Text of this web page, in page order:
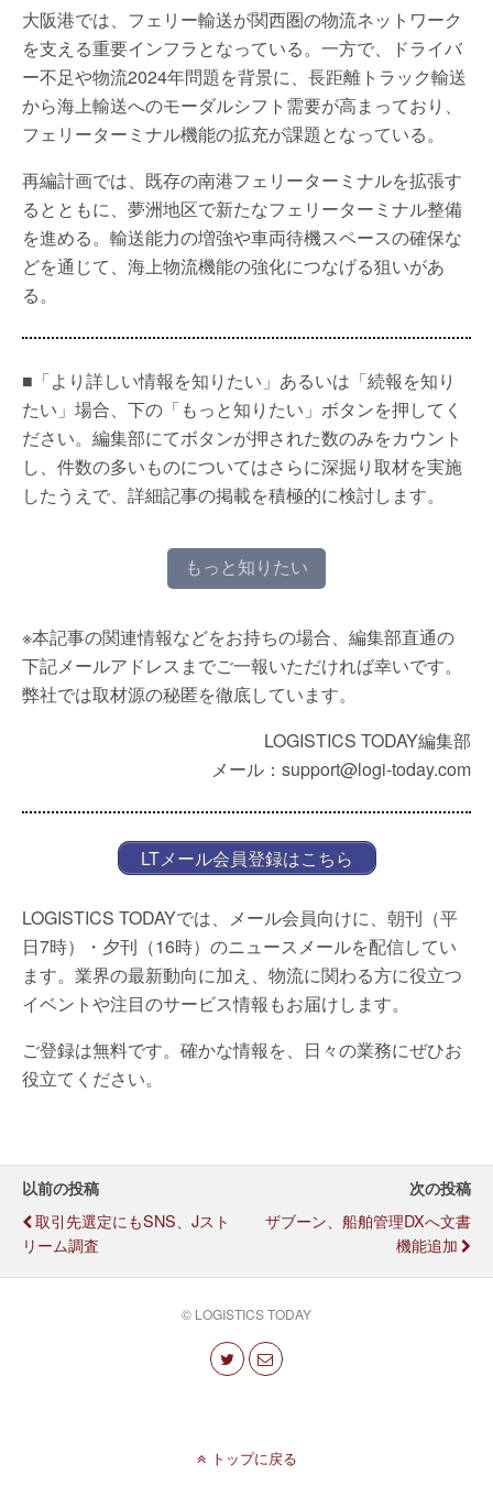
大阪港では、フェリー輸送が関西圏の物流ネットワーク
を支える重要インフラとなっている。一方で、ドライバ
ー不足や物流2024年問題を背景に、長距離トラック輸送
から海上輸送へのモーダルシフト需要が高まっており、
フェリーターミナル機能の拡充が課題となっている。
再編計画では、既存の南港フェリーターミナルを拡張す
るとともに、夢洲地区で新たなフェリーターミナル整備
を進める。輸送能力の増強や車両待機スペースの確保な
どを通じて、海上物流機能の強化につなげる狙いがあ
る。
■「より詳しい情報を知りたい」あるいは「続報を知り
たい」場合、下の「もっと知りたい」ボタンを押してく
ださい。編集部にてボタンが押された数のみをカウント
し、件数の多いものについてはさらに深掘り取材を実施
したうえで、詳細記事の掲載を積極的に検討します。
もっと知りたい
※本記事の関連情報などをお持ちの場合、編集部直通の
下記メールアドレスまでご一報いただければ幸いです。
弊社では取材源の秘匿を徹底しています。
LOGISTICS TODAY編集部
メール：support@logi-today.com
LTメール会員登録はこちら
LOGISTICS TODAYでは、メール会員向けに、朝刊（平
日7時）・夕刊（16時）のニュースメールを配信してい
ます。業界の最新動向に加え、物流に関わる方に役立つ
イベントや注目のサービス情報もお届けします。
ご登録は無料です。確かな情報を、日々の業務にぜひお
役立てください。
以前の投稿
取引先選定にもSNS、Jスト
リーム調査
次の投稿
ザブーン、船舶管理DXへ文書
機能追加
© LOGISTICS TODAY
トップに戻る